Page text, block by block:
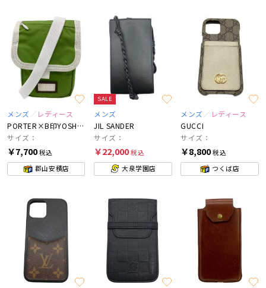
メンズ
レディース
PORTER×B印YOSHIDA
サイズ：
￥7,700税込
郡山安積店
SALE
メンズ
JIL SANDER
サイズ：
￥22,000税込
大泉学園店
メンズ
レディース
GUCCI
サイズ：
￥8,800税込
つくば店